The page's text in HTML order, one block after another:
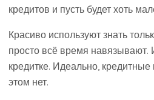
кредитов и пусть будет хоть
Красиво используют знать
просто всё время навязывают.
кредитке. Идеально,
этом нет.